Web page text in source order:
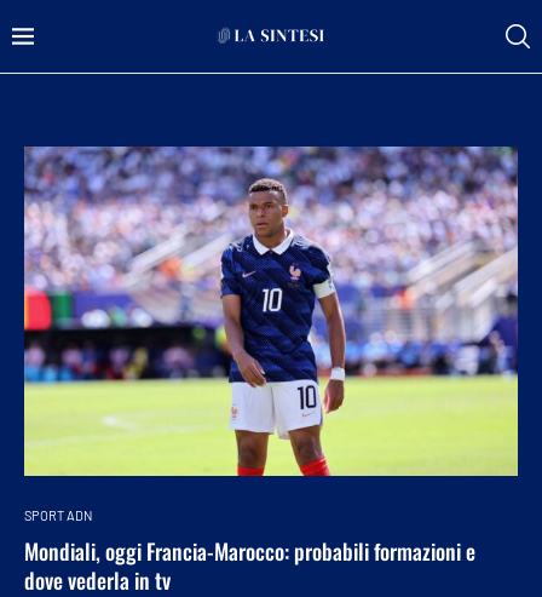
SPORT ADN
Mondiali, oggi Francia-Marocco: probabili formazioni e
dove vederla in tv